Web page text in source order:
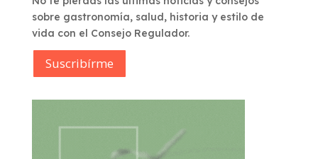
sobre gastronomía, salud, historia y estilo de
vida con el Consejo Regulador.
Suscribírme